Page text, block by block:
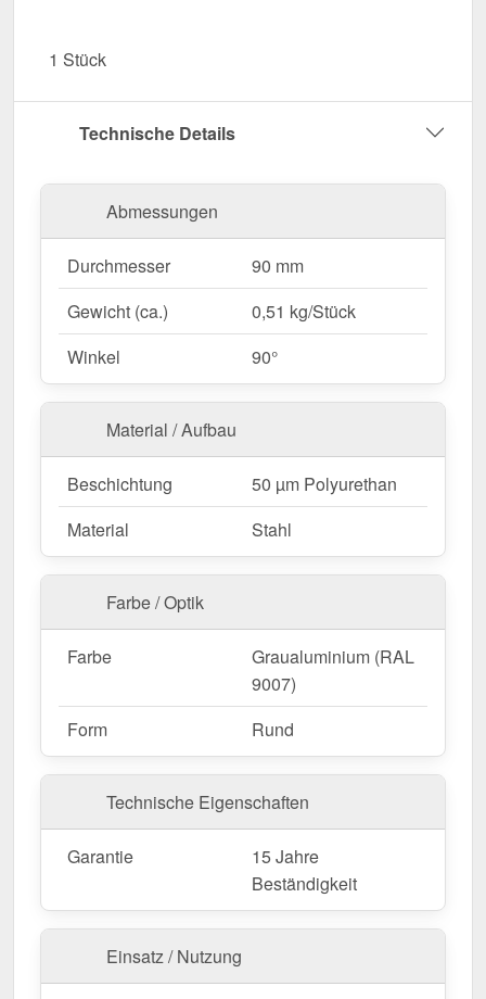
Umwelteinflüsse.
flexible & effiziente Regenwasserverteilung!
1 Stück
Technische Details
Abmessungen
Durchmesser
90 mm
Gewicht (ca.)
0,51 kg/Stück
Winkel
90°
Material / Aufbau
Beschichtung
50 µm Polyurethan
Material
Stahl
Farbe / Optik
Farbe
Graualuminium (RAL
9007)
Form
Rund
Technische Eigenschaften
Garantie
15 Jahre
Beständigkeit
Einsatz / Nutzung